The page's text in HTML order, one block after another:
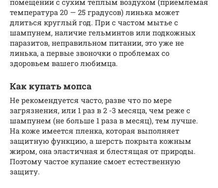
температура 20 — 25 градусов) линька может
длиться круглый год. При с частом мытье с
шампунем, наличие гельминтов или подкожных
паразитов, неправильном питании, это уже не
линька, а первые звоночки о проблемах со
здоровьем вашего любимца.
Как купать мопса
Не рекомендуется часто, разве что по мере
загрязнения, или 1 раз в 2 -3 месяца, чем реже с
шампунем (не больше 1 раза в месяц), тем лучше.
На коже имеется пленка, которая выполняет
защитную функцию, а шерсть покрыта кожным
жиром, она эластичная и блестящая от природы.
Поэтому частое купание смоет естественную
защиту.